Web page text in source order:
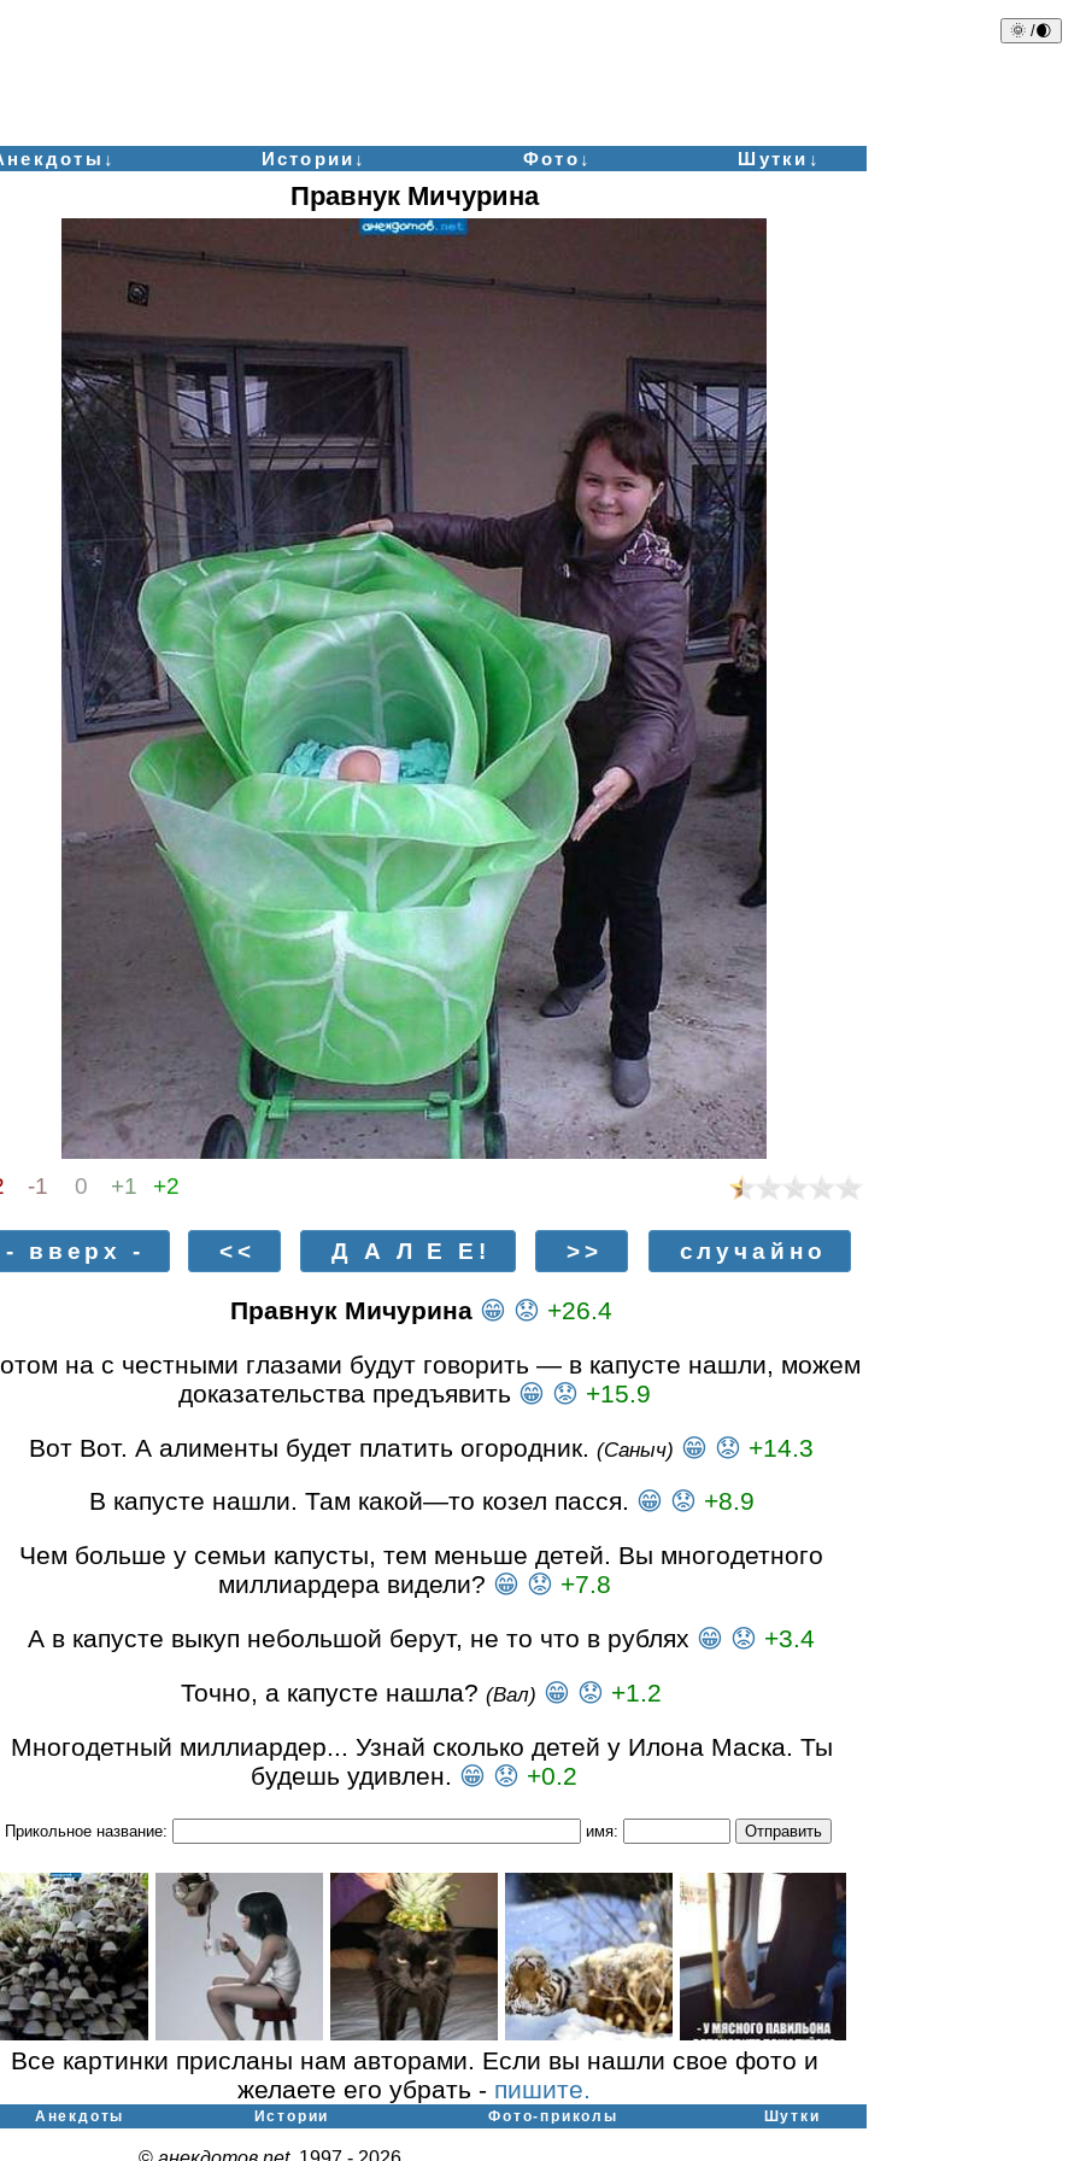
🌞 /🌒
Истории↓ Фото↓ Шутки↓
Правнук Мичурина
-1 0 +1 +2
- вверх - << Д А Л Е Е! >> случайно
Правнук Мичурина 😁 😟 +26.4
на с честными глазами будут говорить — в капусте нашли, можем
доказательства предъявить 😁 😟 +15.9
Вот Вот. А алименты будет платить огородник. (Саныч) 😁 😟 +14.3
В капусте нашли. Там какой—то козел пасся. 😁 😟 +8.9
Чем больше у семьи капусты, тем меньше детей. Вы многодетного
миллиардера видели? 😁 😟 +7.8
А в капусте выкуп небольшой берут, не то что в рублях 😁 😟 +3.4
Точно, а капусте нашла? (Вал) 😁 😟 +1.2
миллиардер... Узнай сколько детей у Илона Маска. Ты
будешь удивлен. 😁 😟 +0.2
Прикольное название: имя:
Все картинки присланы нам авторами. Если вы нашли свое фото и
желаете его убрать - пишите.
Анекдоты Истории Фото-приколы Шутки